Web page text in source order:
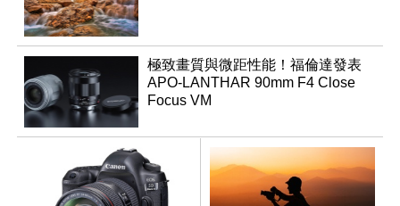
極致畫質與微距性能！福倫達發表
APO-LANTHAR 90mm F4 Close
Focus VM